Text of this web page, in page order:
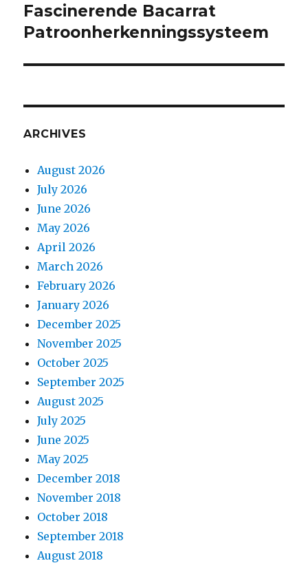
post:
Fascinerende Bacarrat
Patroonherkenningssysteem
ARCHIVES
August 2026
July 2026
June 2026
May 2026
April 2026
March 2026
February 2026
January 2026
December 2025
November 2025
October 2025
September 2025
August 2025
July 2025
June 2025
May 2025
December 2018
November 2018
October 2018
September 2018
August 2018